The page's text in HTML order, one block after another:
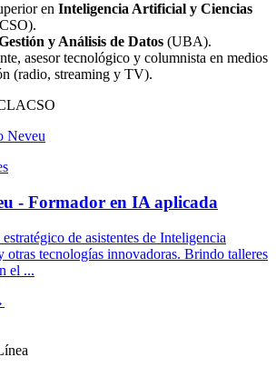
en Inteligencia Artificial y Ciencias
y Análisis de Datos (UBA).
asesor tecnológico y columnista en medios
(radio, streaming y TV).
Neveu
- Formador en IA aplicada
de asistentes de Inteligencia
tecnologías innovadoras. Brindo talleres
el ...